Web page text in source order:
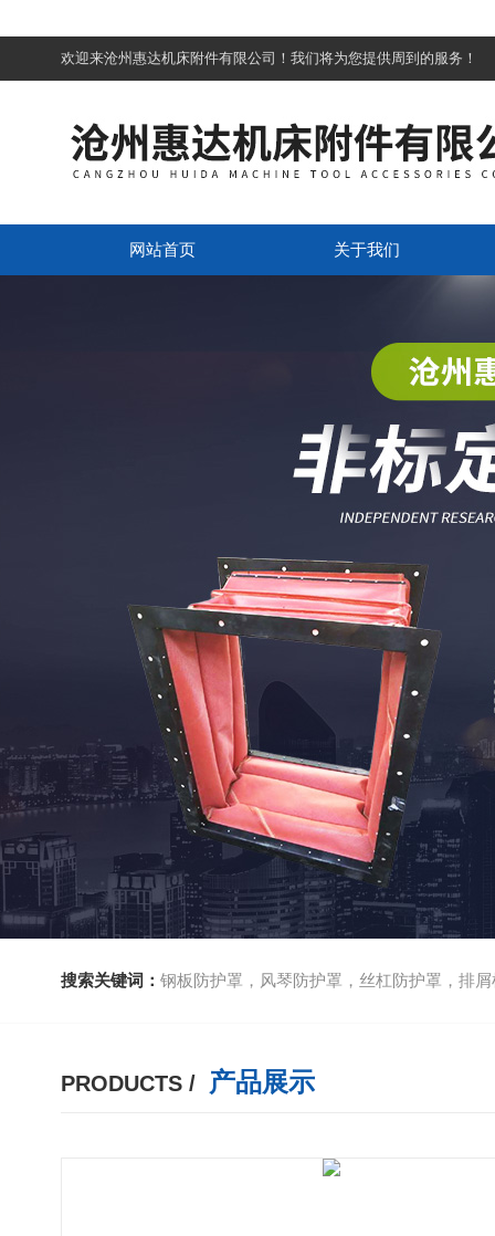
欢迎来沧州惠达机床附件有限公司！我们将为您提供周到的服务！
网站首页 关于我们
搜索关键词： 钢板防护罩，风琴防护罩，丝杠防护罩，排屑机
PRODUCTS / 产品展示